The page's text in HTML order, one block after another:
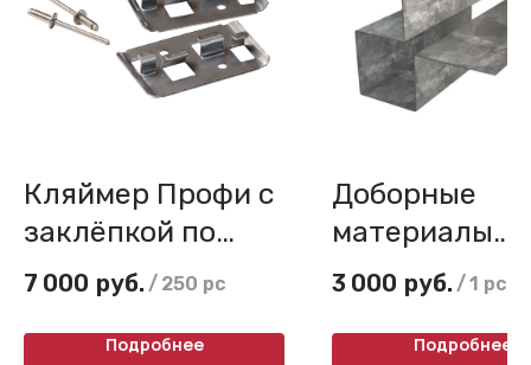
Кляймер Профи с
заклёпкой по
металлу
(нержавейка)
7 000 руб. / 250 pc
Подробнее
Доборные
материалы
БЕТЭКО,
угловой
3 000 руб. /1 pc
Подробнее